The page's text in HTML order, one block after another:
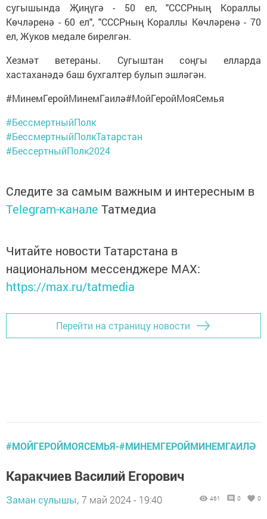
сугышында Җиңүгә - 50 ел, "СССРның Кораллы
Көчләренә - 60 ел", "СССРның Кораллы Көчләренә - 70
ел, Жуков медале бирелгән.
Хезмәт ветераны. Сугыштан соңгы елларда
хастаханәдә баш бухгалтер булып эшләгән.
#МинемГеройМинемГаилә#МойГеройМояСемья
#БессмертныйПолк
#БессмертныйПолкТатарстан
#БессертныйПолк2024
Следите за самым важным и интересным в
Telegram-канале Татмедиа
Читайте новости Татарстана в
национальном мессенджере MАХ:
https://max.ru/tatmedia
Перейти на страницу новости
#МОЙГЕРОЙМОЯСЕМЬЯ-#МИНЕМГЕРОЙМИНЕМГАИЛӘ
Каракчиев Василий Егорович
Заман сулышы, 7 май 2024 - 19:40 461 0 0